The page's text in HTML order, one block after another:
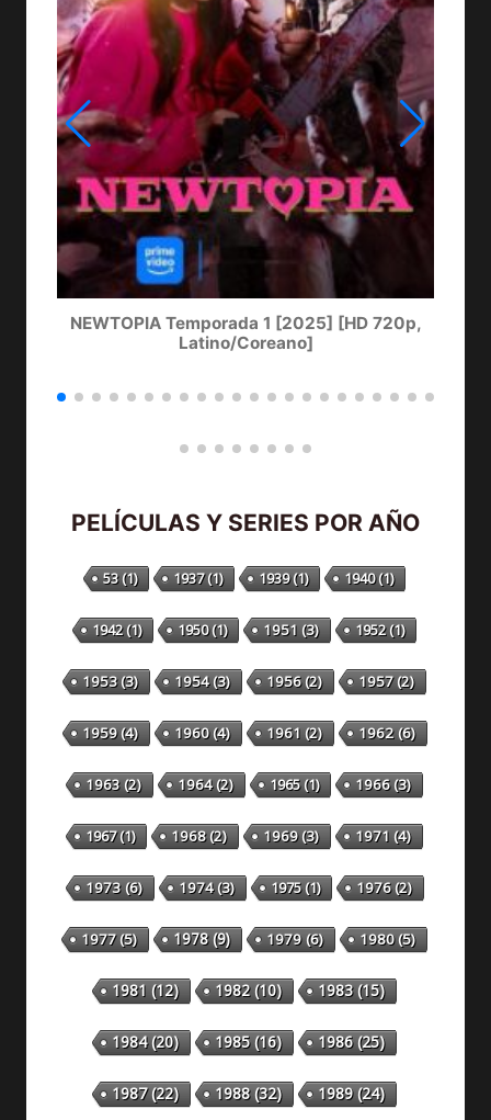
NEWTOPIA Temporada 1 [2025] [HD 720p,
Latino/Coreano]
PELÍCULAS Y SERIES POR AÑO
53(1) 1937(1) 1939(1) 1940(1)
1942(1) 1950(1) 1951 (3) 1952(1)
1953(3) 1954(3) 1956(2) 1957(2)
1959(4) 1960(4) 1961 (2) 1962(6)
1963(2) 1964(2) 1965(1) 1966(3)
1967(1) 1968(2) 1969(3) 1971 (4)
1973(6) 1974(3) 1975(1) 1976(2)
1977(5) 1978(9) 1979(6) 1980(5)
1981 (12) 1982(10) 1983(15)
1984(20) 1985(16) 1986(25)
1987(22) 1988(32) 1989(24)